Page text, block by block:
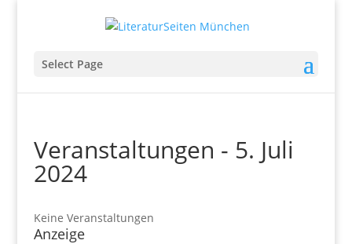
Select Page
Veranstaltungen - 5. Juli
2024
Keine Veranstaltungen
Anzeige